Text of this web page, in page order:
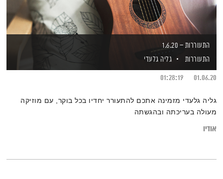
התעוררות – 1.6.20
התעוררות
גליה גלעדי
01.06.20
01:28:19
גליה גלעדי מזמינה אתכם להתעורר יחדיו בכל בוקר, עם מוזיקה
מעולה בעריכתה ובהגשתה
אודיו